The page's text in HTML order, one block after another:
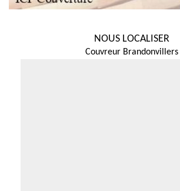
NOUS LOCALISER
Couvreur Brandonvillers